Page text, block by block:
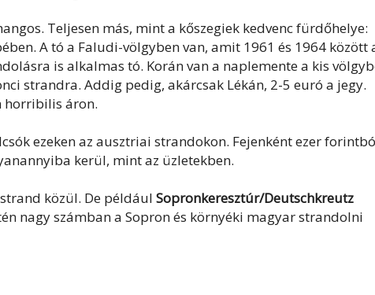
Teljesen más, mint a kőszegiek kedvenc fürdőhelye:
A tó a Faludi-völgyben van, amit 1961 és 1964 között
is alkalmas tó. Korán van a naplemente a kis
strandra. Addig pedig, akárcsak Lékán, 2-5 euró a jegy.
horribilis áron.
ezeken az ausztriai strandokon. Fejenként ezer
kerül, mint az üzletekben.
közül. De például Sopronkeresztúr/Deutschkreutz
nagy számban a Sopron és környéki magyar strandolni